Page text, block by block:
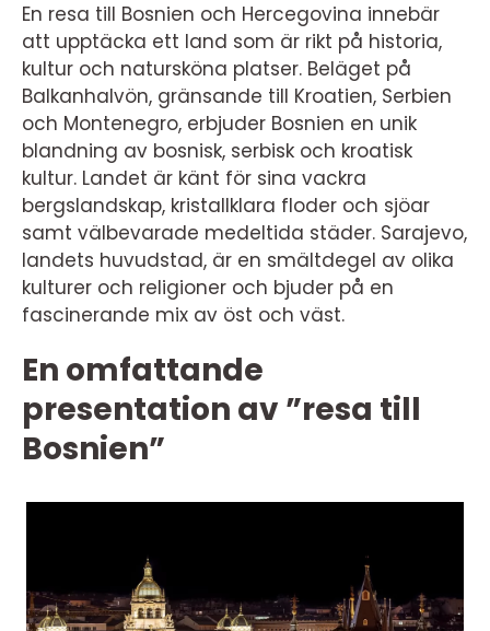
En resa till Bosnien och Hercegovina innebär
att upptäcka ett land som är rikt på historia,
kultur och natursköna platser. Beläget på
Balkanhalvön, gränsande till Kroatien, Serbien
och Montenegro, erbjuder Bosnien en unik
blandning av bosnisk, serbisk och kroatisk
kultur. Landet är känt för sina vackra
bergslandskap, kristallklara floder och sjöar
samt välbevarade medeltida städer. Sarajevo,
landets huvudstad, är en smältdegel av olika
kulturer och religioner och bjuder på en
fascinerande mix av öst och väst.
En omfattande
presentation av ”resa till
Bosnien”